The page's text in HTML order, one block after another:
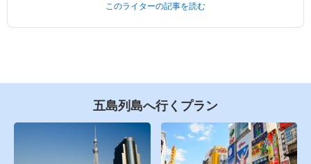
このライターの記事を読む
五島列島へ行くプラン